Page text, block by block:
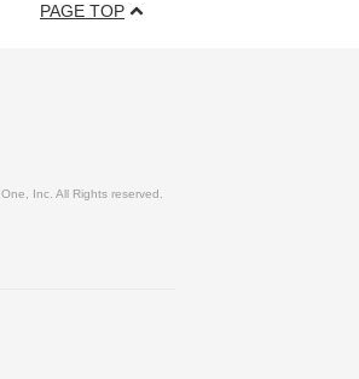
PAGE TOP
Inc. All Rights reserved.